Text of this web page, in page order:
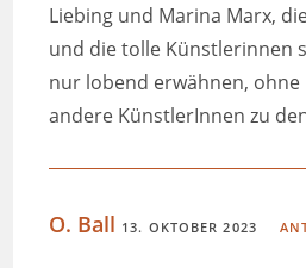
Liebing und Marina Marx,
und die tolle Künstlerinnen
nur lobend erwähnen, ohne
andere KünstlerInnen zu
O. Ball 13. OKTOBER 2023